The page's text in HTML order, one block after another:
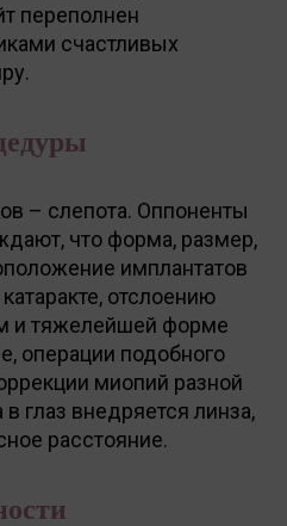
переполнен
счастливых
– слепота. Оппоненты
что форма, размер,
имплантатов
отслоению
и тяжелейшей форме
операции подобного
миопий разной
глаз внедряется линза,
расстояние.